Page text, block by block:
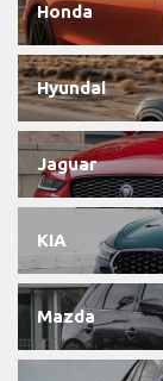
Honda
Hyundai
Jaguar
KIA
Mazda